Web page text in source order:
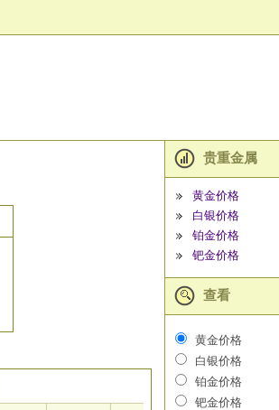
贵重金属
黄金价格
白银价格
铂金价格
钯金价格
查看
黄金价格
白银价格
铂金价格
钯金价格